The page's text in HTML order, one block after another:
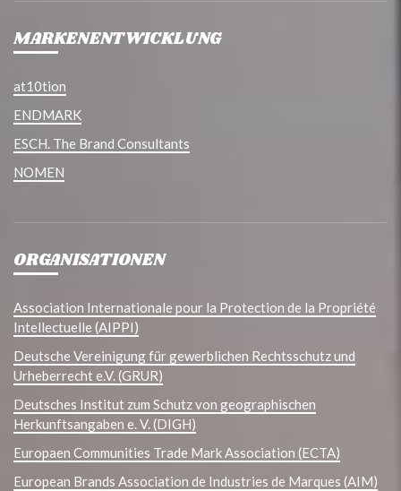
MARKENENTWICKLUNG
at10tion
ENDMARK
ESCH. The Brand Consultants
NOMEN
ORGANISATIONEN
Association Internationale pour la Protection de la Propriété
Intellectuelle (AIPPI)
Deutsche Vereinigung für gewerblichen Rechtsschutz und
Urheberrecht e.V. (GRUR)
Deutsches Institut zum Schutz von geographischen
Herkunftsangaben e. V. (DIGH)
Europaen Communities Trade Mark Association (ECTA)
European Brands Association de Industries de Marques (AIM)